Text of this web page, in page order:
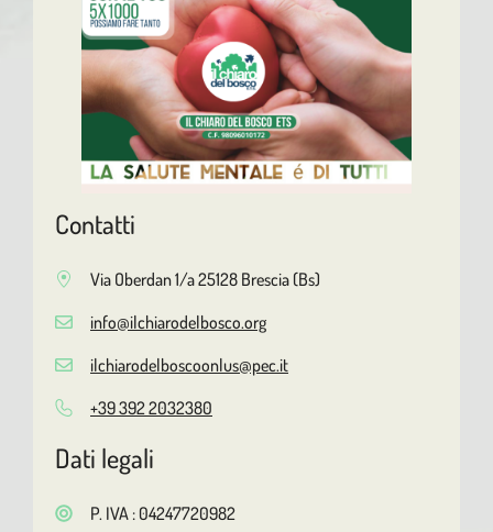
Contatti
Via Oberdan 1/a 25128 Brescia (Bs)
info@ilchiarodelbosco.org
ilchiarodelboscoonlus@pec.it
+39 392 2032380
Dati legali
P. IVA : 04247720982